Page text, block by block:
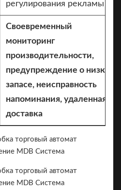
регулирования рекламы
Своевременный
мониторинг
производительности,
предупреждение о низком
запасе, неисправность
напоминания, удаленная
доставка